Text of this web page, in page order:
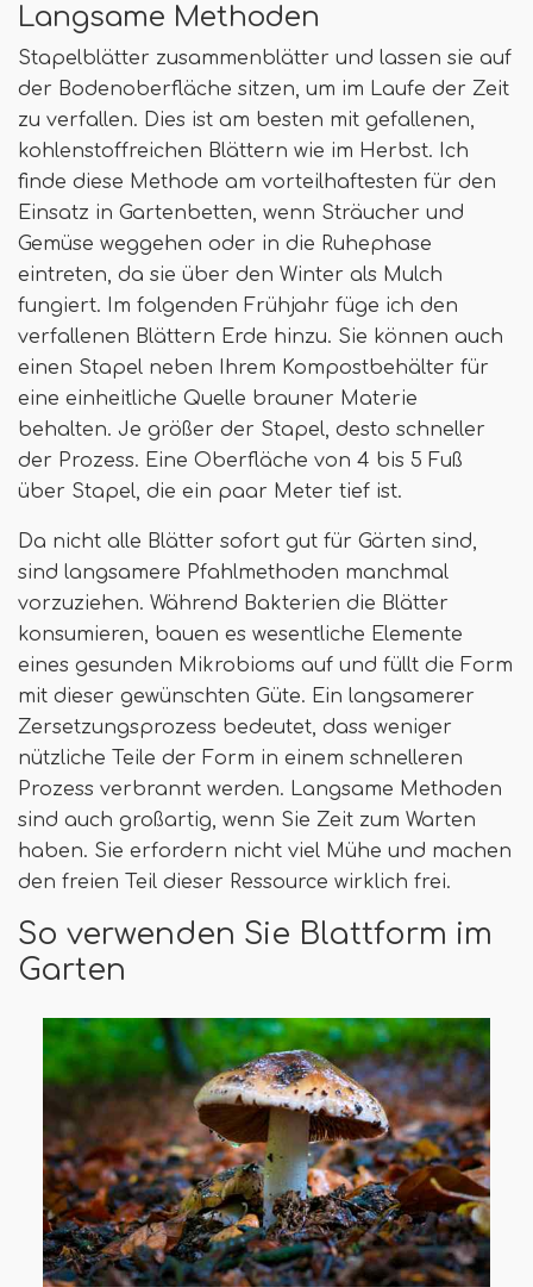
Langsame Methoden
Stapelblätter zusammenblätter und lassen sie auf
der Bodenoberfläche sitzen, um im Laufe der Zeit
zu verfallen. Dies ist am besten mit gefallenen,
kohlenstoffreichen Blättern wie im Herbst. Ich
finde diese Methode am vorteilhaftesten für den
Einsatz in Gartenbetten, wenn Sträucher und
Gemüse weggehen oder in die Ruhephase
eintreten, da sie über den Winter als Mulch
fungiert. Im folgenden Frühjahr füge ich den
verfallenen Blättern Erde hinzu. Sie können auch
einen Stapel neben Ihrem Kompostbehälter für
eine einheitliche Quelle brauner Materie
behalten. Je größer der Stapel, desto schneller
der Prozess. Eine Oberfläche von 4 bis 5 Fuß
über Stapel, die ein paar Meter tief ist.
Da nicht alle Blätter sofort gut für Gärten sind,
sind langsamere Pfahlmethoden manchmal
vorzuziehen. Während Bakterien die Blätter
konsumieren, bauen es wesentliche Elemente
eines gesunden Mikrobioms auf und füllt die Form
mit dieser gewünschten Güte. Ein langsamerer
Zersetzungsprozess bedeutet, dass weniger
nützliche Teile der Form in einem schnelleren
Prozess verbrannt werden. Langsame Methoden
sind auch großartig, wenn Sie Zeit zum Warten
haben. Sie erfordern nicht viel Mühe und machen
den freien Teil dieser Ressource wirklich frei.
So verwenden Sie Blattform im
Garten